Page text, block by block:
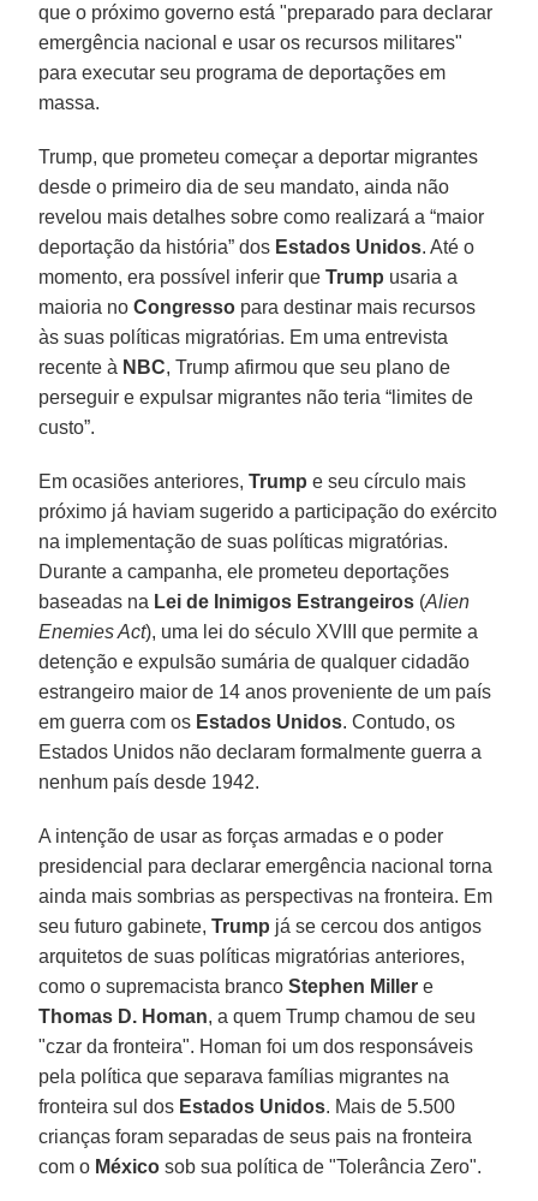
que o próximo governo está "preparado para declarar
emergência nacional e usar os recursos militares"
para executar seu programa de deportações em
massa.
Trump, que prometeu começar a deportar migrantes
desde o primeiro dia de seu mandato, ainda não
revelou mais detalhes sobre como realizará a “maior
deportação da história” dos Estados Unidos. Até o
momento, era possível inferir queTrump usaria a
maioria noCongresso para destinar mais recursos
às suas políticas migratórias. Em uma entrevista
recente à NBC, Trump afirmou que seu plano de
perseguir e expulsar migrantes não teria “limites de
custo”.
Em ocasiões anteriores,Trump e seu círculo mais
próximo já haviam sugerido a participação do exército
na implementação de suas políticas migratórias.
Durante a campanha, ele prometeu deportações
baseadas na Lei de Inimigos Estrangeiros (Alien
Enemies Act), uma lei do século XVIII que permite a
detenção e expulsão sumária de qualquer cidadão
estrangeiro maior de 14 anos proveniente de um país
em guerra com os Estados Unidos. Contudo, os
Estados Unidos não declaram formalmente guerra a
nenhum país desde 1942.
A intenção de usar as forças armadas e o poder
presidencial para declarar emergência nacional torna
ainda mais sombrias as perspectivas na fronteira. Em
seu futuro gabinete,Trump já se cercou dos antigos
arquitetos de suas políticas migratórias anteriores,
como o supremacista brancoStephen Miller e
Thomas D. Homan, a quem Trump chamou de seu
"czar da fronteira". Homan foi um dos responsáveis
pela política que separava famílias migrantes na
fronteira sul dos Estados Unidos. Mais de 5.500
crianças foram separadas de seus pais na fronteira
com o México sob sua política de "Tolerância Zero".